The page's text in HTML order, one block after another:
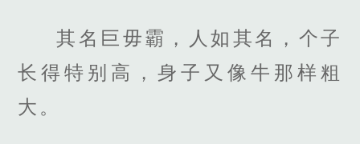
其名巨毋霸，人如其名，个子
长得特别高，身子又像牛那样粗
大。